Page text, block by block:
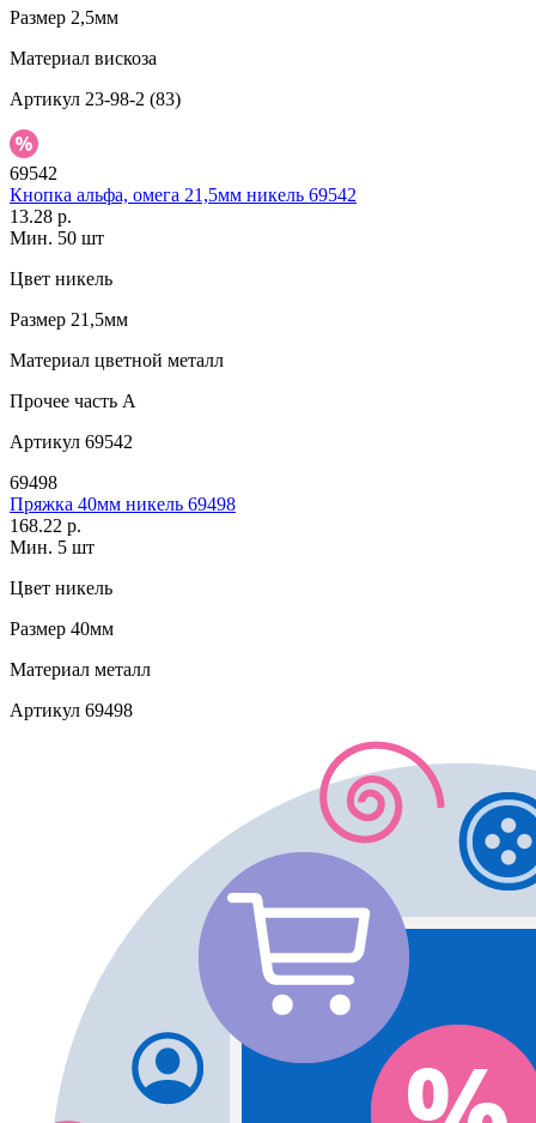
Размер 2,5мм
Материал вискоза
Артикул 23-98-2 (83)
69542
Кнопка альфа, омега 21,5мм никель 69542
13.28 р.
Мин. 50 шт
Цвет никель
Размер 21,5мм
Материал цветной металл
Прочее часть A
Артикул 69542
69498
Пряжка 40мм никель 69498
168.22 р.
Мин. 5 шт
Цвет никель
Размер 40мм
Материал металл
Артикул 69498